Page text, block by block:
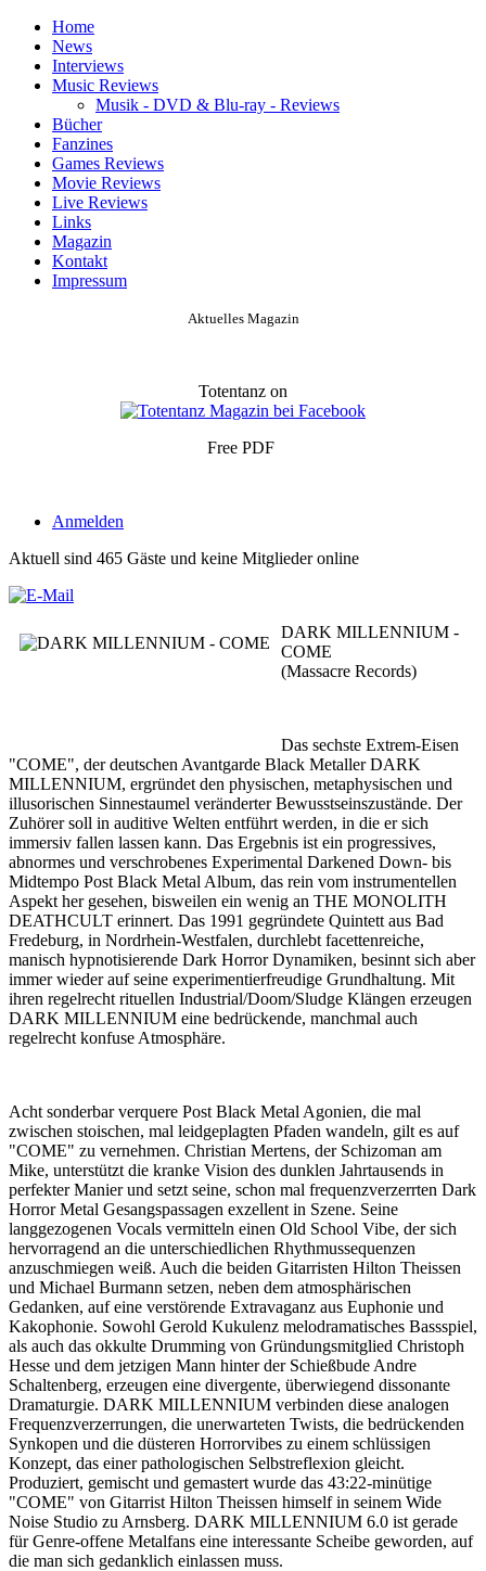
Home
News
Interviews
Music Reviews
Musik - DVD & Blu-ray - Reviews
Bücher
Fanzines
Games Reviews
Movie Reviews
Live Reviews
Links
Magazin
Kontakt
Impressum
Aktuelles Magazin
Totentanz on
Free PDF
Anmelden
Aktuell sind 465 Gäste und keine Mitglieder online
DARK MILLENNIUM -
COME
(Massacre Records)
Das sechste Extrem-Eisen
"COME", der deutschen Avantgarde Black Metaller DARK
MILLENNIUM, ergründet den physischen, metaphysischen und
illusorischen Sinnestaumel veränderter Bewusstseinszustände. Der
Zuhörer soll in auditive Welten entführt werden, in die er sich
immersiv fallen lassen kann. Das Ergebnis ist ein progressives,
abnormes und verschrobenes Experimental Darkened Down- bis
Midtempo Post Black Metal Album, das rein vom instrumentellen
Aspekt her gesehen, bisweilen ein wenig an THE MONOLITH
DEATHCULT erinnert. Das 1991 gegründete Quintett aus Bad
Fredeburg, in Nordrhein-Westfalen, durchlebt facettenreiche,
manisch hypnotisierende Dark Horror Dynamiken, besinnt sich aber
immer wieder auf seine experimentierfreudige Grundhaltung. Mit
ihren regelrecht rituellen Industrial/Doom/Sludge Klängen erzeugen
DARK MILLENNIUM eine bedrückende, manchmal auch
regelrecht konfuse Atmosphäre.
Acht sonderbar verquere Post Black Metal Agonien, die mal
zwischen stoischen, mal leidgeplagten Pfaden wandeln, gilt es auf
"COME" zu vernehmen. Christian Mertens, der Schizoman am
Mike, unterstützt die kranke Vision des dunklen Jahrtausends in
perfekter Manier und setzt seine, schon mal frequenzverzerrten Dark
Horror Metal Gesangspassagen exzellent in Szene. Seine
langgezogenen Vocals vermitteln einen Old School Vibe, der sich
hervorragend an die unterschiedlichen Rhythmussequenzen
anzuschmiegen weiß. Auch die beiden Gitarristen Hilton Theissen
und Michael Burmann setzen, neben dem atmosphärischen
Gedanken, auf eine verstörende Extravaganz aus Euphonie und
Kakophonie. Sowohl Gerold Kukulenz melodramatisches Bassspiel,
als auch das okkulte Drumming von Gründungsmitglied Christoph
Hesse und dem jetzigen Mann hinter der Schießbude Andre
Schaltenberg, erzeugen eine divergente, überwiegend dissonante
Dramaturgie. DARK MILLENNIUM verbinden diese analogen
Frequenzverzerrungen, die unerwarteten Twists, die bedrückenden
Synkopen und die düsteren Horrorvibes zu einem schlüssigen
Konzept, das einer pathologischen Selbstreflexion gleicht.
Produziert, gemischt und gemastert wurde das 43:22-minütige
"COME" von Gitarrist Hilton Theissen himself in seinem Wide
Noise Studio zu Arnsberg. DARK MILLENNIUM 6.0 ist gerade
für Genre-offene Metalfans eine interessante Scheibe geworden, auf
die man sich gedanklich einlassen muss.